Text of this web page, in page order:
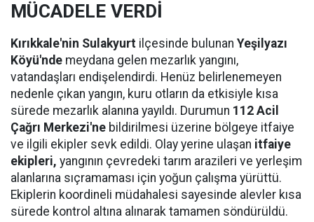
MÜCADELE VERDİ
Kırıkkale'nin Sulakyurt ilçesinde bulunan Yeşilyazı
Köyü'nde meydana gelen mezarlık yangını,
vatandaşları endişelendirdi. Henüz belirlenemeyen
nedenle çıkan yangın, kuru otların da etkisiyle kısa
sürede mezarlık alanına yayıldı. Durumun 112 Acil
Çağrı Merkezi'ne bildirilmesi üzerine bölgeye itfaiye
ve ilgili ekipler sevk edildi. Olay yerine ulaşan itfaiye
ekipleri, yangının çevredeki tarım arazileri ve yerleşim
alanlarına sıçramaması için yoğun çalışma yürüttü.
Ekiplerin koordineli müdahalesi sayesinde alevler kısa
sürede kontrol altına alınarak tamamen söndürüldü.